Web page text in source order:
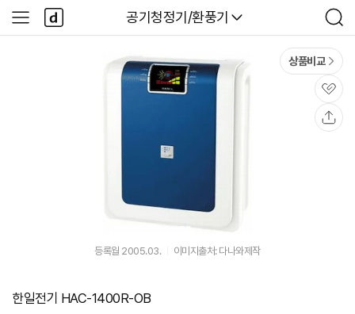
다나와
공기청정기/환풍기
검
색
사
이
다
나
와
상품비교
관
심
등록월 2005.03. 이미지출처: 다나와제작
한일전기 HAC-1400R-OB